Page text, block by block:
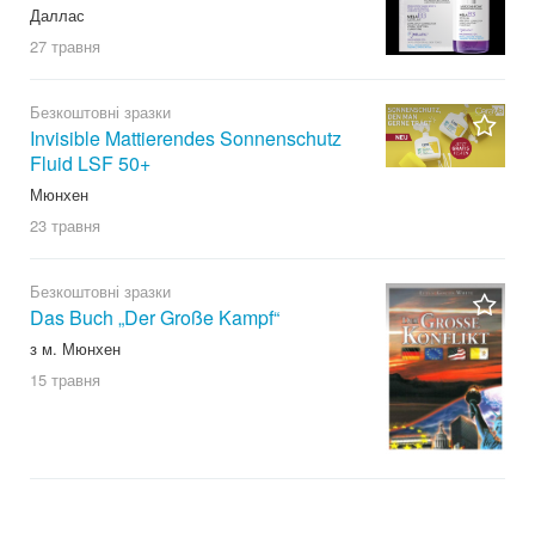
Даллас
27 травня
Безкоштовні зразки
Invisible Mattierendes Sonnenschutz
Fluid LSF 50+
Мюнхен
23 травня
Безкоштовні зразки
Das Buch „Der Große Kampf“
з м. Мюнхен
15 травня